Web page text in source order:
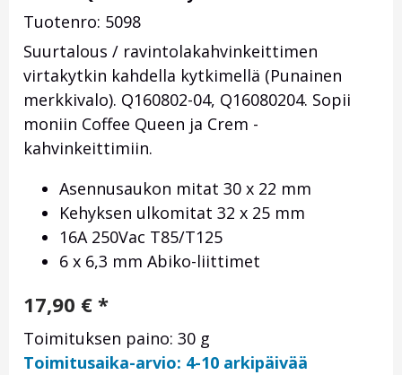
Tuotenro: 5098
Suurtalous / ravintolakahvinkeittimen
virtakytkin kahdella kytkimellä (Punainen
merkkivalo). Q160802-04, Q16080204. Sopii
moniin Coffee Queen ja Crem -
kahvinkeittimiin.
Asennusaukon mitat 30 x 22 mm
Kehyksen ulkomitat 32 x 25 mm
16A 250Vac T85/T125
6 x 6,3 mm Abiko-liittimet
17,90 € *
Toimituksen paino: 30 g
Toimitusaika-arvio: 4-10 arkipäivää